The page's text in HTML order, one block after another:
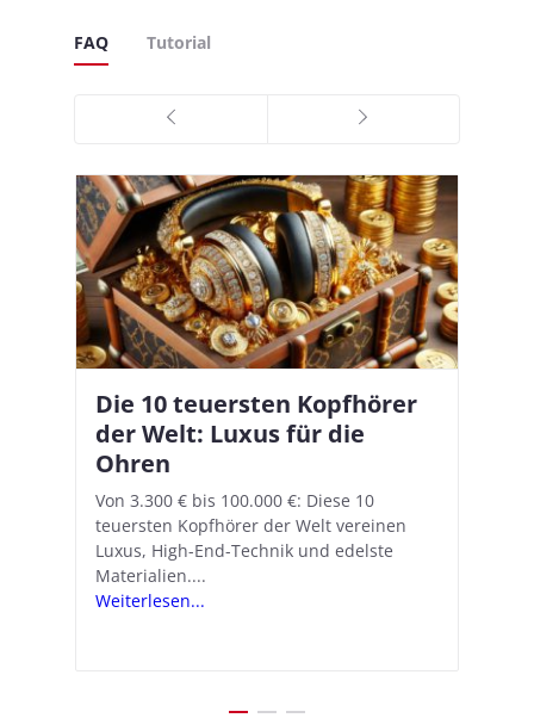
FAQ Tutorial
Die 10 teuersten Kopfhörer
der Welt: Luxus für die
Ohren
Von 3.300 € bis 100.000 €: Diese 10
teuersten Kopfhörer der Welt vereinen
Luxus, High-End-Technik und edelste
Materialien....
Weiterlesen...
Apple AirPods Pro 2 und iOS
18.1: So richtet ihr das neue
Hörgeräte-Feature ein
Mit iOS 18.1 und den AirPods Pro 2
verwandelt Apple seine In-Ear-Kopfhörer
in kostengünstige Hörhilfen. In wenigen
Schritten...
Weiterlesen...